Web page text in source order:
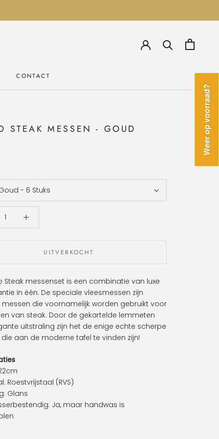
CONTACT
STEAK MESSEN - GOUD
- 6 Stuks
UITVERKOCHT
Steak messenset is een combinatie van luxe
in één. De speciale vleesmessen zijn
messen die voornamelijk worden gebruikt voor
van steak. Door de gekartelde lemmeten
uitstraling zijn het de enige echte scherpe
aan de moderne tafel te vinden zijn!
Roestvrijstaal (RVS)
Glans
Ja, maar handwas is
Weer op voorraad?